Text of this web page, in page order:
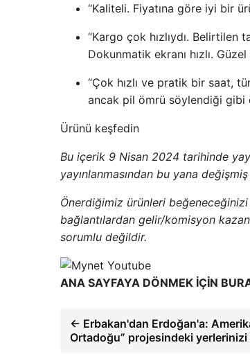
“Kaliteli. Fiyatına göre iyi bir
“Kargo çok hızlıydı. Belirtilen
Dokunmatik ekranı hızlı.
“Çok hızlı ve pratik bir saat,
ancak pil ömrü söylendiği gibi
Ürünü keşfedin
Bu içerik 9 Nisan 2024 tarihinde
yayınlanmasından bu yana
Önerdiğimiz ürünleri
bağlantılardan gelir/komisyon
sorumlu değildir.
ANA SAYFAYA DÖNMEK İÇİN
← Erbakan'dan Erdoğan'a:
Ortadoğu” projesindeki yerlerinizi